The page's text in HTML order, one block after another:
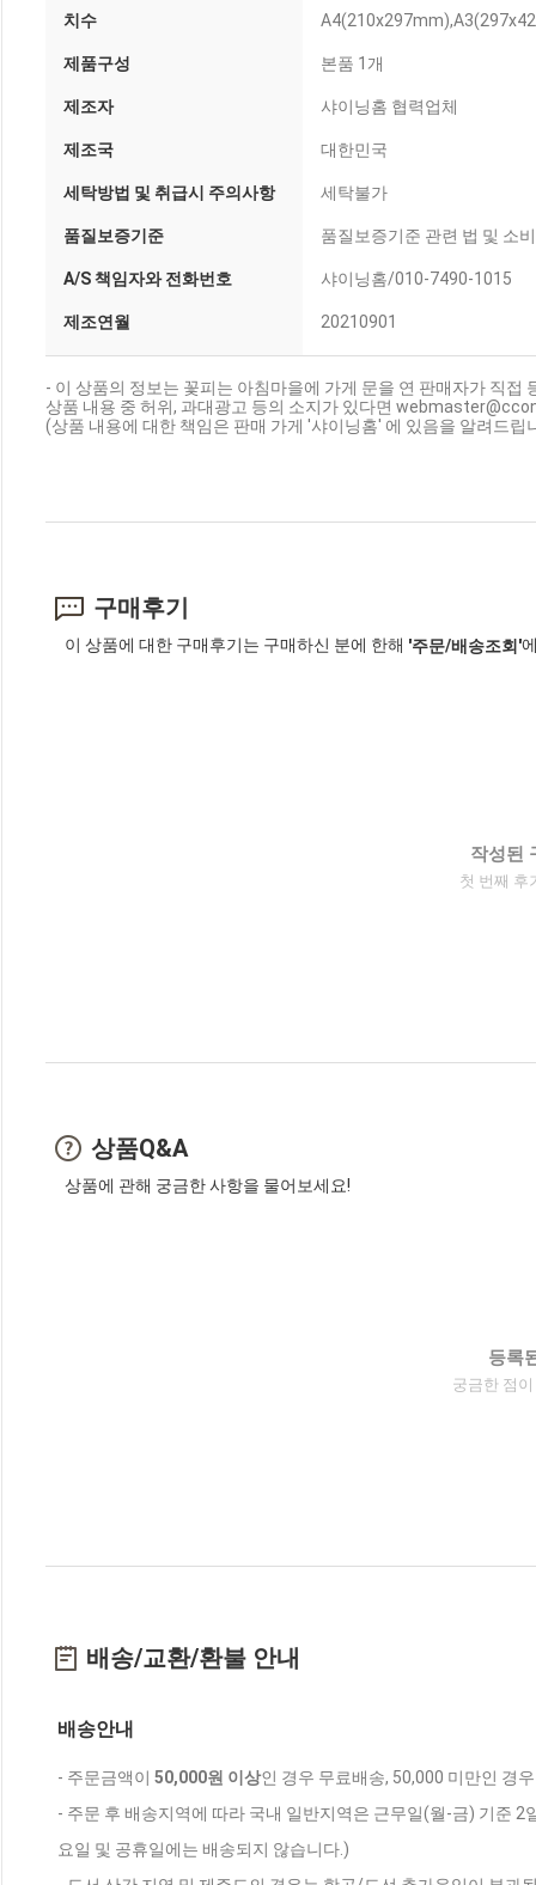
치수
제품구성 본품 1개
제조자 샤이닝홈 협력업체
제조국 대한민국
세탁방법 및 취급시 주의사항 세탁불가
품질보증기준 품질보증기준 관련 법 및 소
A/S 책임자와 전화번호 샤이닝홈/010-7490-1015
제조연월 20210901
- 이 상품의 정보는 꽃피는 아침마을에 가게 문을 연 판매자가 직접
상품 내용 중 허위, 과대광고 등의 소지가 있다면
(상품 내용에 대한 책임은 판매 가게 '샤이닝홈' 에 있음을 알려드립
구매후기
이 상품에 대한 구매후기는 구매하신 분에 한해 '주문/배송조회'
작성된
첫 번째 후
상품Q&A
상품에 관해 궁금한 사항을 물어보세요!
등록
궁금한 점
배송/교환/환불 안내
배송안내
- 주문금액이 50,000원 이상인 경우 무료배송, 50,000 미만인 경
- 주문 후 배송지역에 따라 국내 일반지역은 근무일(월-금) 기준
요일 및 공휴일에는 배송되지 않습니다.)